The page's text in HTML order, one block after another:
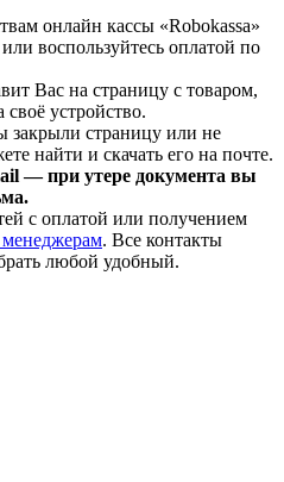
онлайн кассы «Robokassa»
воспользуйтесь оплатой по
Вас на страницу с товаром,
своё устройство.
закрыли страницу или не
найти и скачать его на почте.
— при утере документа вы
с оплатой или получением
. Все контакты
любой удобный.